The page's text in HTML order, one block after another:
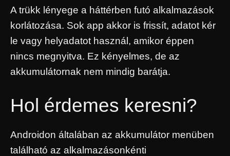
A trükk lényege a háttérben futó alkalmazások
korlátozása. Sok app akkor is frissít, adatot kér
le vagy helyadatot használ, amikor éppen
nincs megnyitva. Ez kényelmes, de az
akkumulátornak nem mindig barátja.
Hol érdemes keresni?
Androidon általában az akkumulátor menüben
található az alkalmazásonkénti